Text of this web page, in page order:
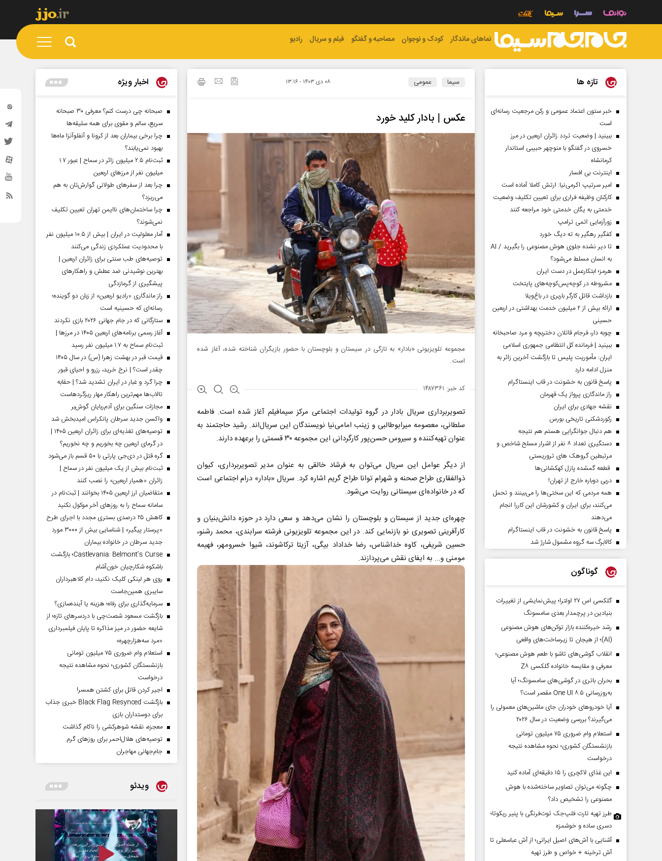
نماهای ماندگار کودک و نوجوان مصاحبه و گفتگو فیلم و سریال رادیو
سیما عمومی ۰۸ دی ۱۴۰۳ - ۱۳:۱۶
عکس | بادار کلید خورد
مجموعه تلویزیونی «بادار» به تازگی در سیستان و بلوچستان با حضور بازیگران شناخته شده، آغاز شده
است.
کد خبر: ۱۴۸۷۳۶۱
تصویربرداری سریال بادار در گروه تولیدات اجتماعی مرکز سیمافیلم آغاز شده است. فاطمه
سلطانی، معصومه میرابوطالبی و زینب امامی‌نیا نویسندگان این سریال‌اند. رشید حاجتمند به
عنوان تهیه‌کننده و سیروس حسن‌پور کارگردانی این مجموعه ۳۰ قسمتی را برعهده دارند.
از دیگر عوامل این سریال می‌توان به فرشاد خالقی به عنوان مدیر تصویربرداری، کیوان
ذوالفقاری طراح صحنه و شهرام توانا طراح گریم اشاره کرد. سریال «بادار» درام اجتماعی است
که در خانواده‌ای سیستانی روایت می‌شود.
چهره‌ای جدید از سیستان و بلوچستان را نشان می‌دهد و سعی دارد در حوزه دانش‌بنیان و
کارآفرینی تصویری نو بازنمایی کند. در این مجموعه تلویزیونی فرشته سرابندی، محمد رشنو،
حسین شریفی، کاوه خداشناس، رضا خداداد بیگی، آزیتا ترکاشوند، شیوا خسرومهر، فهیمه
مومنی و... به ایفای نقش می‌پردازند.
تازه ها
خبر ستون اعتماد عمومی و رکن مرجعیت رسانه‌ای
است
ببینید | وضعیت تردد زائران اربعین در مرز
خسروی در گفتگو با منوچهر حبیبی استاندار
کرمانشاه
اینترنت بی افسار
امیر سرتیپ اکرمی‌نیا: ارتش کاملا آماده است
کارکنان وظیفه فراری برای تعیین تکلیف وضعیت
خدمتی به یگان خدمتی خود مراجعه کنند
زورآزمایی اتمی ترامپ
کفگیر رهگیر به ته دیگ خورد
تا دیر نشده جلوی هوش مصنوعی را بگیرید / AI
به انسان مسلط می‌شود؟
هرمز؛ ابتکارعمل در دست ایران
مشروطه در کوچه‌پس‌کوچه‌های پایتخت
بازداشت قاتل کارگر باربری در باغ‌ویلا
ارائه بیش از ۲ میلیون خدمت بهداشتی در اربعین
حسینی
چوبه دار، فرجام قاتلان دختربچه و مرد صاحبخانه
ببینید | فرمانده کل انتظامی جمهوری اسلامی
ایران­: مأموریت پلیس تا بازگشت آخرین زائر به
منزل ادامه دارد
پاسخ قانون به خشونت در قاب اینستاگرام
راز ماندگاری پرواز یک قهرمان
نقشه جهادی برای ایران
رکوردشکنی تاریخی بورس
هم دنبال جوانگرایی هستم هم نتیجه
دستگیری تعداد ۸ نفر از اشرار مسلح شاخص و
مرتبطین گروهک های تروریستی
قطعه گمشده پازل کهکشانی‌ها
دربی دوباره خارج از تهران!
همه مردمی که این سختی‌ها را می‌بینند و تحمل
می‌کنند، برای ایران و کشورشان این کاررا انجام
می‌دهند
پاسخ قانون به خشونت در قاب اینستاگرام
کالابرگ سه گروه مشمول شارژ شد
گوناگون
گلکسی اس ۲۷ اولترا؛ پیش‌نمایشی از تغییرات
بنیادین در پرچمدار بعدی سامسونگ
رشد خیره‌کننده بازار توکن‌های هوش مصنوعی
(AI)؛ از هیجان تا زیرساخت‌های واقعی
انقلاب گوشی‌های تاشو‌ با طعم هوش مصنوعی؛
معرفی و مقایسه خانواده گلکسی Z۸
بحران باتری در گوشی‌های سامسونگ؛ آیا
به‌روزرسانی One UI ۸.۵ مقصر است؟
آیا خودروهای خودران جای ماشین‌های معمولی را
می‌گیرند؟ بررسی وضعیت در سال ۲۰۲۶
استعلام وام ضروری ۷۵ میلیون تومانی
بازنشستگان کشوری؛ نحوه مشاهده نتیجه
درخواست
این غذای لاکچری را ۱۵ دقیقه‌ای آماده کنید
چگونه می‌توان تصاویر ساخته‌شده با هوش
مصنوعی را تشخیص داد؟
طرز تهیه تارت فلپ‌جک توت‌فرنگی با پنیر ریکوتا؛
دسری ساده و خوشمزه
آشنایی با آش‌های اصیل ایرانی؛ از آش عباسعلی تا
آش ترخینه + خواص و طرز تهیه
اخبار ویژه
صبحانه چی درست کنم؟ معرفی ۳۰ صبحانه
سریع، سالم و مقوی برای همه سلیقه‌ها
چرا برخی بیماران بعد از کرونا و آنفلوآنزا ماه‌ها
بهبود نمی‌یابند؟
ثبت‌نام ۲.۵ میلیون زائر در سماح | عبور ۱.۷
میلیون نفر از مرز‌های اربعین
چرا بعد از سفرهای طولانی گوارش‌تان به هم
می‌ریزد؟
چرا ساختمان‌های ناایمن تهران تعیین تکلیف
نمی‌شوند؟
آمار معلولیت در ایران | بیش از ۱۰.۵ میلیون نفر
با محدودیت عملکردی زندگی می‌کنند
توصیه‌های طب سنتی برای زائران اربعین |
بهترین نوشیدنی ضد عطش و راهکارهای
پیشگیری از گرمازدگی
راز ماندگاری «رادیو اربعین» از زبان دو گوینده؛
رسانه‌ای که حسینیه است
ستارگانی که در جام جهانی ۲۰۲۶ بازی نکردند
آغاز رسمی برنامه‌های اربعین ۱۴۰۵ در مرز‌ها |
ثبت‌نام سماح به ۱.۷ میلیون نفر رسید
قیمت قبر در بهشت زهرا (س) در سال ۱۴۰۵
چقدر است؟ | نرخ خرید، رزرو و احیای قبور
چرا گرد و غبار در ایران تشدید شد؟ | حقابه
تالاب‌ها مهم‌ترین راهکار مهار ریزگردهاست
مجازات سنگین برای آدم‌ربایان گوش‌بر
واکسن جدید سرطان پانکراس امیدبخش شد
توصیه‌های تغذیه‌ای برای زائران اربعین ۱۴۰۵ |
در گرمای اربعین چه بخوریم و چه نخوریم؟
گره قتل در دی‌جی پارتی با ۵۰ قسم باز می‌شود
ثبت‌نام بیش از یک میلیون نفر در سماح |
زائران «همیار اربعین» را نصب کنند
متقاضیان ارز اربعین ۱۴۰۵ بخوانند | ثبت‌نام در
سامانه سماح را به روز‌های آخر موکول نکنید
کاهش ۲۵ درصدی بستری مجدد با اجرای طرح
«پرستار پیگیر» | شناسایی بیش از ۳۰۰۰ مورد
جدید سرطان در خانواده بیماران
Castlevania: Belmont’s Curse؛ بازگشت
باشکوه شکارچیان خون‌آشام
روی هر لینکی کلیک نکنید، دام کلاهبرداران
سایبری همین‌جاست
سرمایه‌گذاری برای رفاه؛ هزینه یا آینده‌سازی؟
بازگشت مسعود شصت‌چی با دردسر‌های تازه؛ از
شایعه حضور در میز مذاکره تا پایان فیلمبرداری
«مرد سه‌هزارچهره»
استعلام وام ضروری ۷۵ میلیون تومانی
بازنشستگان کشوری؛ نحوه مشاهده نتیجه
درخواست
اجیر کردن قاتل برای کشتن همسر!
بازگشت Black Flag Resynced خبری جذاب
برای دوستداران بازی
معجزه، نقشه شوهرکشی را ناکام گذاشت
توصیه‌های هلال‌احمر برای روز‌های گرم
جام‌جهانی مهاجران
ویدئو